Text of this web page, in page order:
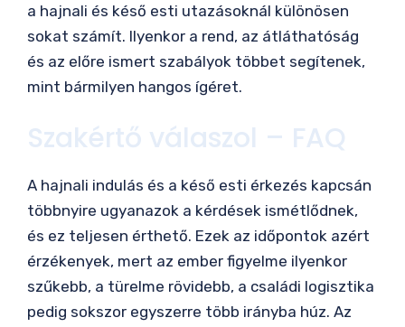
a hajnali és késő esti utazásoknál különösen
sokat számít. Ilyenkor a rend, az átláthatóság
és az előre ismert szabályok többet segítenek,
mint bármilyen hangos ígéret.
Szakértő válaszol – FAQ
A hajnali indulás és a késő esti érkezés kapcsán
többnyire ugyanazok a kérdések ismétlődnek,
és ez teljesen érthető. Ezek az időpontok azért
érzékenyek, mert az ember figyelme ilyenkor
szűkebb, a türelme rövidebb, a családi logisztika
pedig sokszor egyszerre több irányba húz. Az